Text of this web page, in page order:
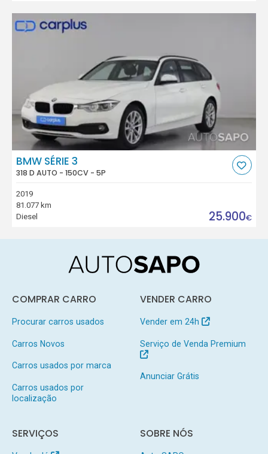
BMW SÉRIE 3
318 D AUTO - 150CV - 5P
2019
81.077 km
Diesel
25.900€
COMPRAR CARRO
Procurar carros usados
Carros Novos
Carros usados por marca
Carros usados por
localização
VENDER CARRO
Vender em 24h
Serviço de Venda Premium
Anunciar Grátis
SERVIÇOS SOBRE NÓS